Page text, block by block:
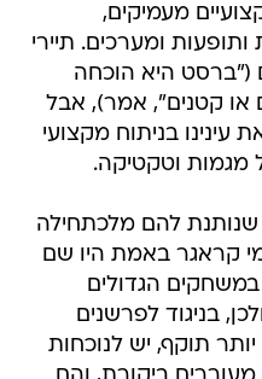
מעמיקים,
ומערכים. תיירי
("ברסט היא הוכחה
או קטנים", אמר), אבל
בניתוח מקצועי
מגמות וטקטיקה.
שנותנת להם מלכתחילה
קראגר באמת היו שם
הגדולים
בניגוד לפרשנים
תוקף, יש לנוכחות